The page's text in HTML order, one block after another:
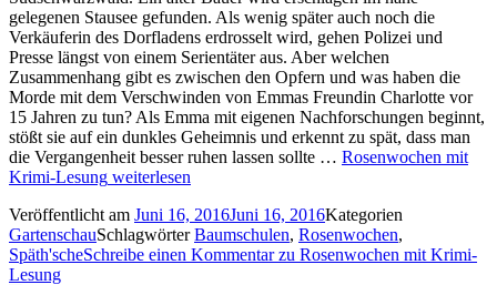
gelegenen Stausee gefunden. Als wenig später auch noch die
Verkäuferin des Dorfladens erdrosselt wird, gehen Polizei und
Presse längst von einem Serientäter aus. Aber welchen
Zusammenhang gibt es zwischen den Opfern und was haben die
Morde mit dem Verschwinden von Emmas Freundin Charlotte vor
15 Jahren zu tun? Als Emma mit eigenen Nachforschungen beginnt,
stößt sie auf ein dunkles Geheimnis und erkennt zu spät, dass man
die Vergangenheit besser ruhen lassen sollte … Rosenwochen mit
Krimi-Lesung weiterlesen
Veröffentlicht am Juni 16, 2016Juni 16, 2016Kategorien
GartenschauSchlagwörterBaumschulen, Rosenwochen,
Späth'scheSchreibe einen Kommentarzu Rosenwochen mit Krimi-
Lesung